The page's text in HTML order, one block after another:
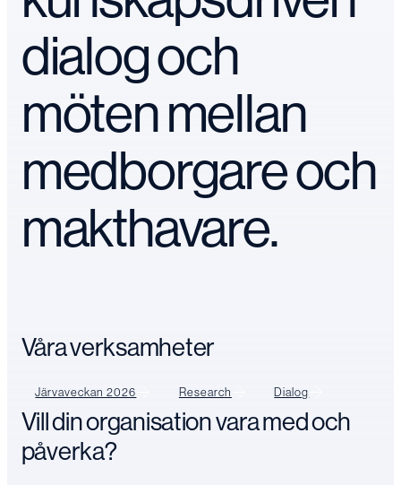
dialog och
möten mellan
medborgare och
makthavare.
Våra verksamheter
Järvaveckan 2026 Research Dialog
Vill din organisation vara med och
påverka?